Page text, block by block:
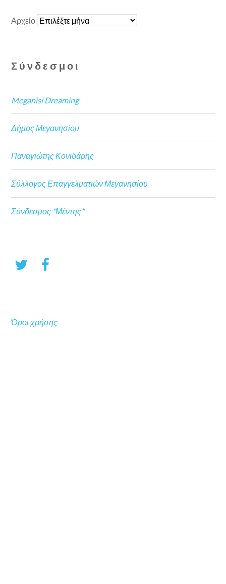
Αρχείο
Σύνδεσμοι
Meganisi Dreaming
Δήμος Μεγανησίου
Παναγιώτης Κονιδάρης
Σύλλογος Επαγγελματιών Μεγανησίου
Σύνδεσμος "Μέντης"
Όροι χρήσης